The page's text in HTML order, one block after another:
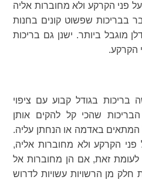
פני הקרקע ולא מחוברות אליה
בבריכות שפשוט קונים בחנות
מוגבל ביותר. ישנן גם בריכות
הקרקע.
בריכות בגודל קבוע עם ציפוי
שהכי קל להקים אותן
המתאים באדמה או הנחתן עליה.
הקרקע ולא מחוברות אליה,
לעומת זאת, אם הן מחוברות אל
חלק מן הרשויות עשויות לדרוש